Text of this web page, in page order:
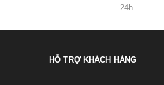
24h
HỖ TRỢ KHÁCH HÀNG